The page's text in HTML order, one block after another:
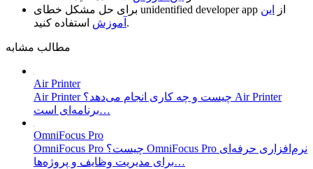
unidentified developer app از
این
آموزش استفاده کنید.
مطالب مشابه
Air Printer
Air Printer چیست و چه کاری انجام می‌دهد؟ Air Printer
برنامه‌ای است…
OmniFocus Pro
OmniFocus Pro چیست؟ OmniFocus Pro نرم‌افزاری حرفه‌ای
برای مدیریت وظایف و پروژه‌ها…